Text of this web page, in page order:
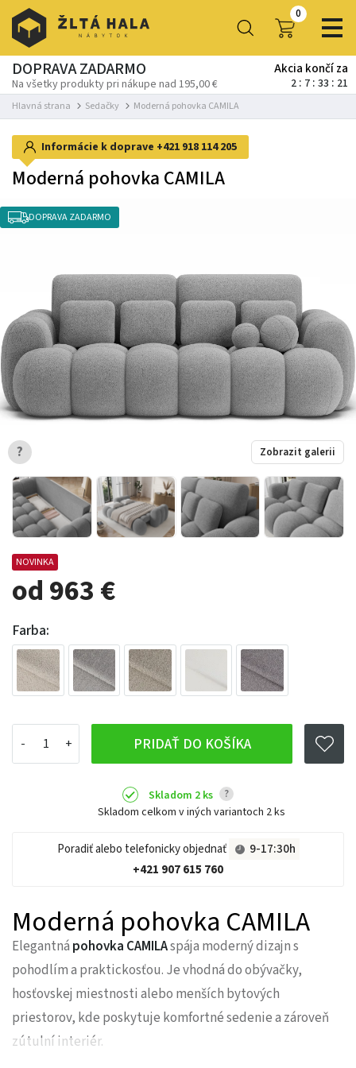
0
DOPRAVA ZADARMO
Na všetky produkty pri nákupe nad 195,00 €
Akcia končí za
2 7 33 20
Hlavná strana Sedačky Moderná pohovka CAMILA
NOVINKA
od 963 €
Farba:
PRIDAŤ DO KOŠÍKA
Skladom 2 ks ?
Skladom celkom v iných variantoch 2 ks
Poradiť alebo telefonicky objednať
9-17:30h
+421 907 615 760
Informácie k doprave +421 918 114 205
Moderná pohovka CAMILA
DOPRAVA ZADARMO
Zobrazit galerii
?
Moderná pohovka CAMILA
Elegantná pohovka CAMILAspája moderný dizajn s
pohodlím a praktickosťou. Je vhodná do obývačky,
hosťovskej miestnosti alebo menších bytových
priestorov, kde poskytuje komfortné sedenie a zároveň
zútulní interiér.